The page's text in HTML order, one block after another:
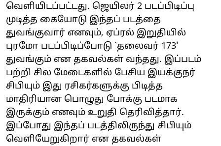
வெளியிடப்பட்டது. ஜெயிலர் 2 படப்பிடிப்பு
முடித்த கையோடு இந்தப் படத்தை
துவங்குவார் எனவும், ஏப்ரல் இறுதியில்
புரமோ படப்பிடிப்போடு `தலைவர் 173'
துவங்கும் என தகவல்கள் வந்தது. இப்படம்
பற்றி சில மேடைகளில் பேசிய இயக்குநர்
சிபியும் இது ரசிகர்களுக்கு பிடித்த
மாதிரியான பொழுது போக்கு படமாக
இருக்கும் எனவும் உறுதி தெரிவித்தார்.
இப்போது இந்தப் படத்திலிருந்து சிபியும்
வெளியேறுகிறார் என தகவல்கள்